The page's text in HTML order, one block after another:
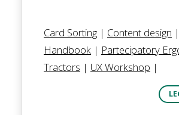
Card Sorting | Content design |
Handbook | Partecipatory
Tractors | UX Workshop |